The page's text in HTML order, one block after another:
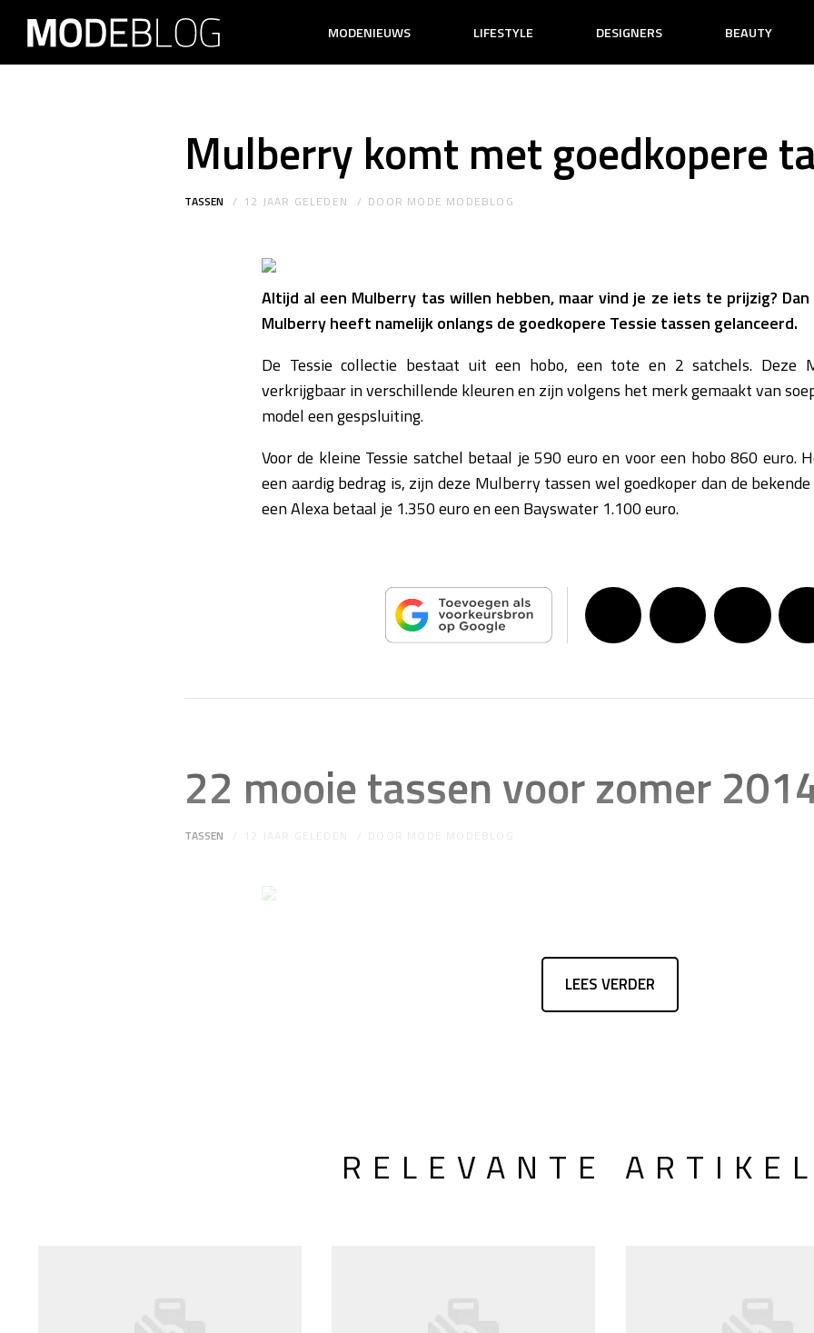
MODENIEUWS LIFESTYLE DESIGNERS BEAUTY
Mulberry komt met goedkopere
TASSEN 12 JAAR GELEDEN DOOR MODE MODEBLOG
Altijd al een Mulberry tas willen hebben, maar vind je ze iets te prijzig?
Mulberry heeft namelijk onlangs de goedkopere Tessie tassen gelanceerd.
De Tessie collectie bestaat uit een hobo, een tote en 2 satchels. Deze
verkrijgbaar in verschillende kleuren en zijn volgens het merk gemaakt van
model een gespsluiting.
Voor de kleine Tessie satchel betaal je 590 euro en voor een hobo 860 euro.
een aardig bedrag is, zijn deze Mulberry tassen wel goedkoper dan de
een Alexa betaal je 1.350 euro en een Bayswater 1.100 euro.
22 mooie tassen voor zomer
TASSEN 12 JAAR GELEDEN DOOR MODE MODEBLOG
LEES VERDER
RELEVANTE